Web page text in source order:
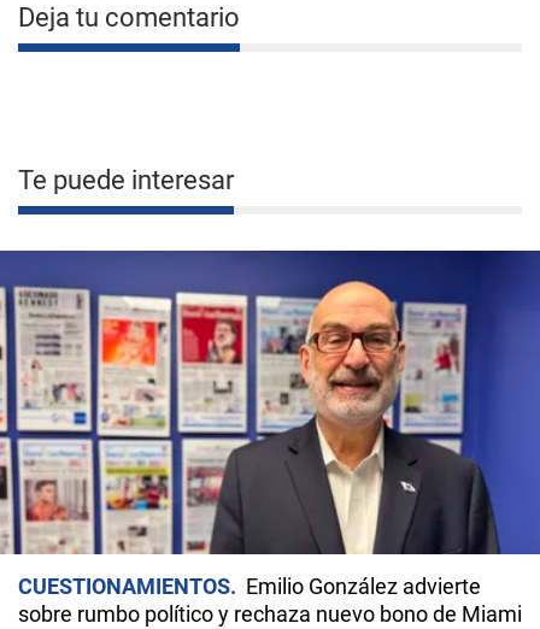
Deja tu comentario
Te puede interesar
CUESTIONAMIENTOS
Emilio González advierte
sobre rumbo político y rechaza nuevo bono de Miami